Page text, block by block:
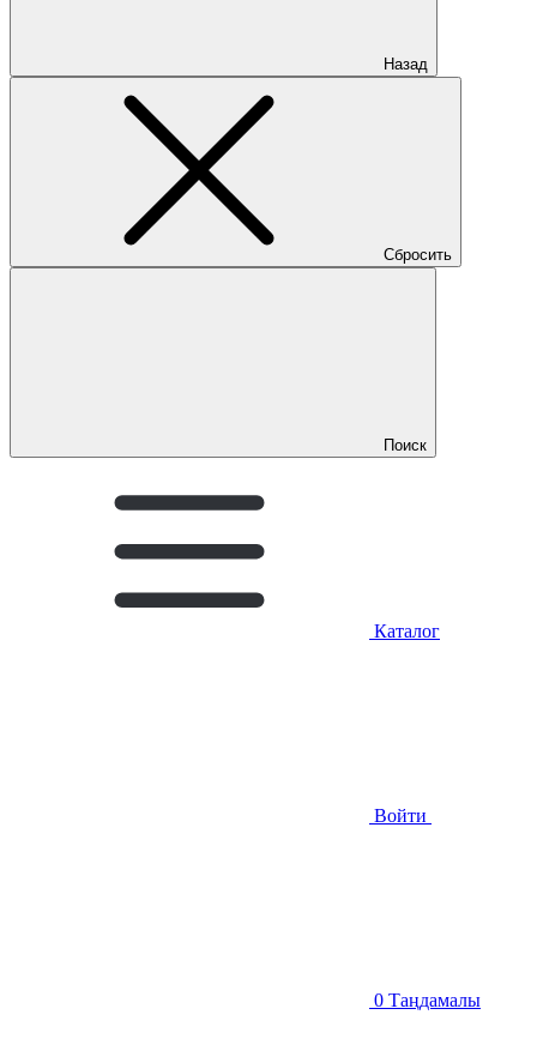
Назад
Сбросить
Поиск
Каталог
Войти
0 Таңдамалы